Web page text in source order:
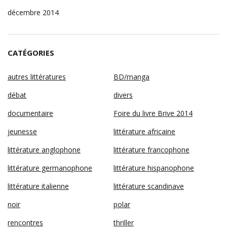
décembre 2014
CATÉGORIES
autres littératures
BD/manga
débat
divers
documentaire
Foire du livre Brive 2014
jeunesse
littérature africaine
littérature anglophone
littérature francophone
littérature germanophone
littérature hispanophone
littérature italienne
littérature scandinave
noir
polar
rencontres
thriller